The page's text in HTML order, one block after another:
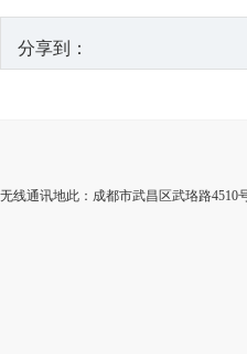
分享到：
无线通讯地此：成都市武昌区武珞路4510